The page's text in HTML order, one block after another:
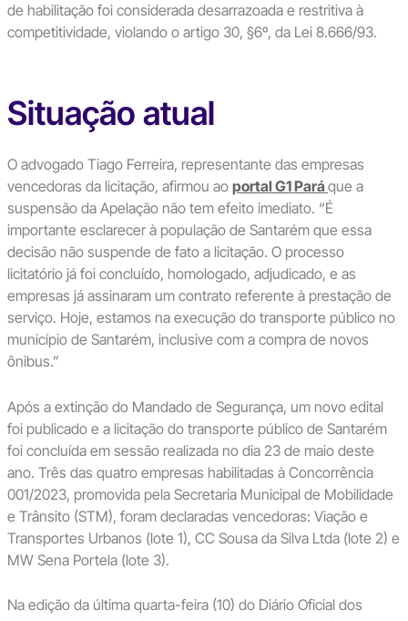
de habilitação foi considerada desarrazoada e restritiva à
competitividade, violando o artigo 30, §6º, da Lei 8.666/93.
Situação atual
O advogado Tiago Ferreira, representante das empresas
vencedoras da licitação, afirmou ao portal G1 Pará que a
suspensão da Apelação não tem efeito imediato. “É
importante esclarecer à população de Santarém que essa
decisão não suspende de fato a licitação. O processo
licitatório já foi concluído, homologado, adjudicado, e as
empresas já assinaram um contrato referente à prestação de
serviço. Hoje, estamos na execução do transporte público no
município de Santarém, inclusive com a compra de novos
ônibus.”
Após a extinção do Mandado de Segurança, um novo edital
foi publicado e a licitação do transporte público de Santarém
foi concluída em sessão realizada no dia 23 de maio deste
ano. Três das quatro empresas habilitadas à Concorrência
001/2023, promovida pela Secretaria Municipal de Mobilidade
e Trânsito (STM), foram declaradas vencedoras: Viação e
Transportes Urbanos (lote 1), CC Sousa da Silva Ltda (lote 2) e
MW Sena Portela (lote 3).
Na edição da última quarta-feira (10) do Diário Oficial dos